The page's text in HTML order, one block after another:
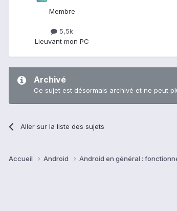
Membre
5,5k
Lieuvant mon PC
Archivé
Ce sujet est désormais archivé et ne peut
Aller sur la liste des sujets
Accueil Android Android en général :